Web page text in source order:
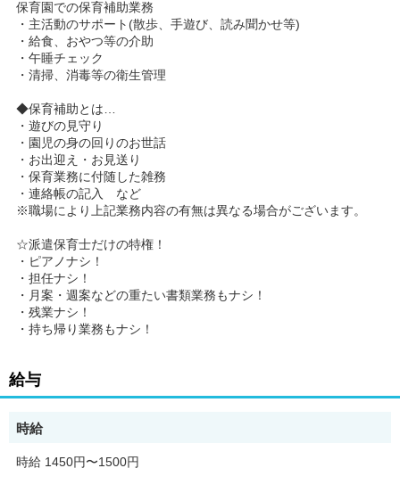
保育園での保育補助業務
・主活動のサポート(散歩、手遊び、読み聞かせ等)
・給食、おやつ等の介助
・午睡チェック
・清掃、消毒等の衛生管理
◆保育補助とは…
・遊びの見守り
・園児の身の回りのお世話
・お出迎え・お見送り
・保育業務に付随した雑務
・連絡帳の記入 など
※職場により上記業務内容の有無は異なる場合がございます。
☆派遣保育士だけの特権！
・ピアノナシ！
・担任ナシ！
・月案・週案などの重たい書類業務もナシ！
・残業ナシ！
・持ち帰り業務もナシ！
給与
時給
時給 1450円〜1500円